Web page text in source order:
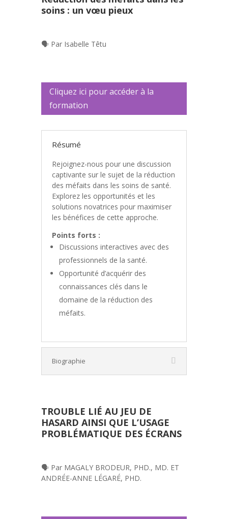
soins : un vœu pieux
🗣️ Par Isabelle Têtu
Cliquez ici pour accéder à la
formation
Résumé
Rejoignez-nous pour une discussion
captivante sur le sujet de la réduction
des méfaits dans les soins de santé.
Explorez les opportunités et les
solutions novatrices pour maximiser
les bénéfices de cette approche.
Points forts :
Discussions interactives avec des
professionnels de la santé.
Opportunité d’acquérir des
connaissances clés dans le
domaine de la réduction des
méfaits.
Biographie
TROUBLE LIÉ AU JEU DE
HASARD AINSI QUE L’USAGE
PROBLÉMATIQUE DES ÉCRANS
🗣️ Par MAGALY BRODEUR, PHD., MD. ET
ANDRÉE-ANNE LÉGARÉ, PHD.